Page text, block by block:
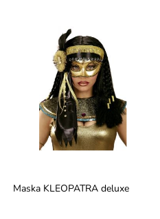
Maska KLEOPATRA deluxe